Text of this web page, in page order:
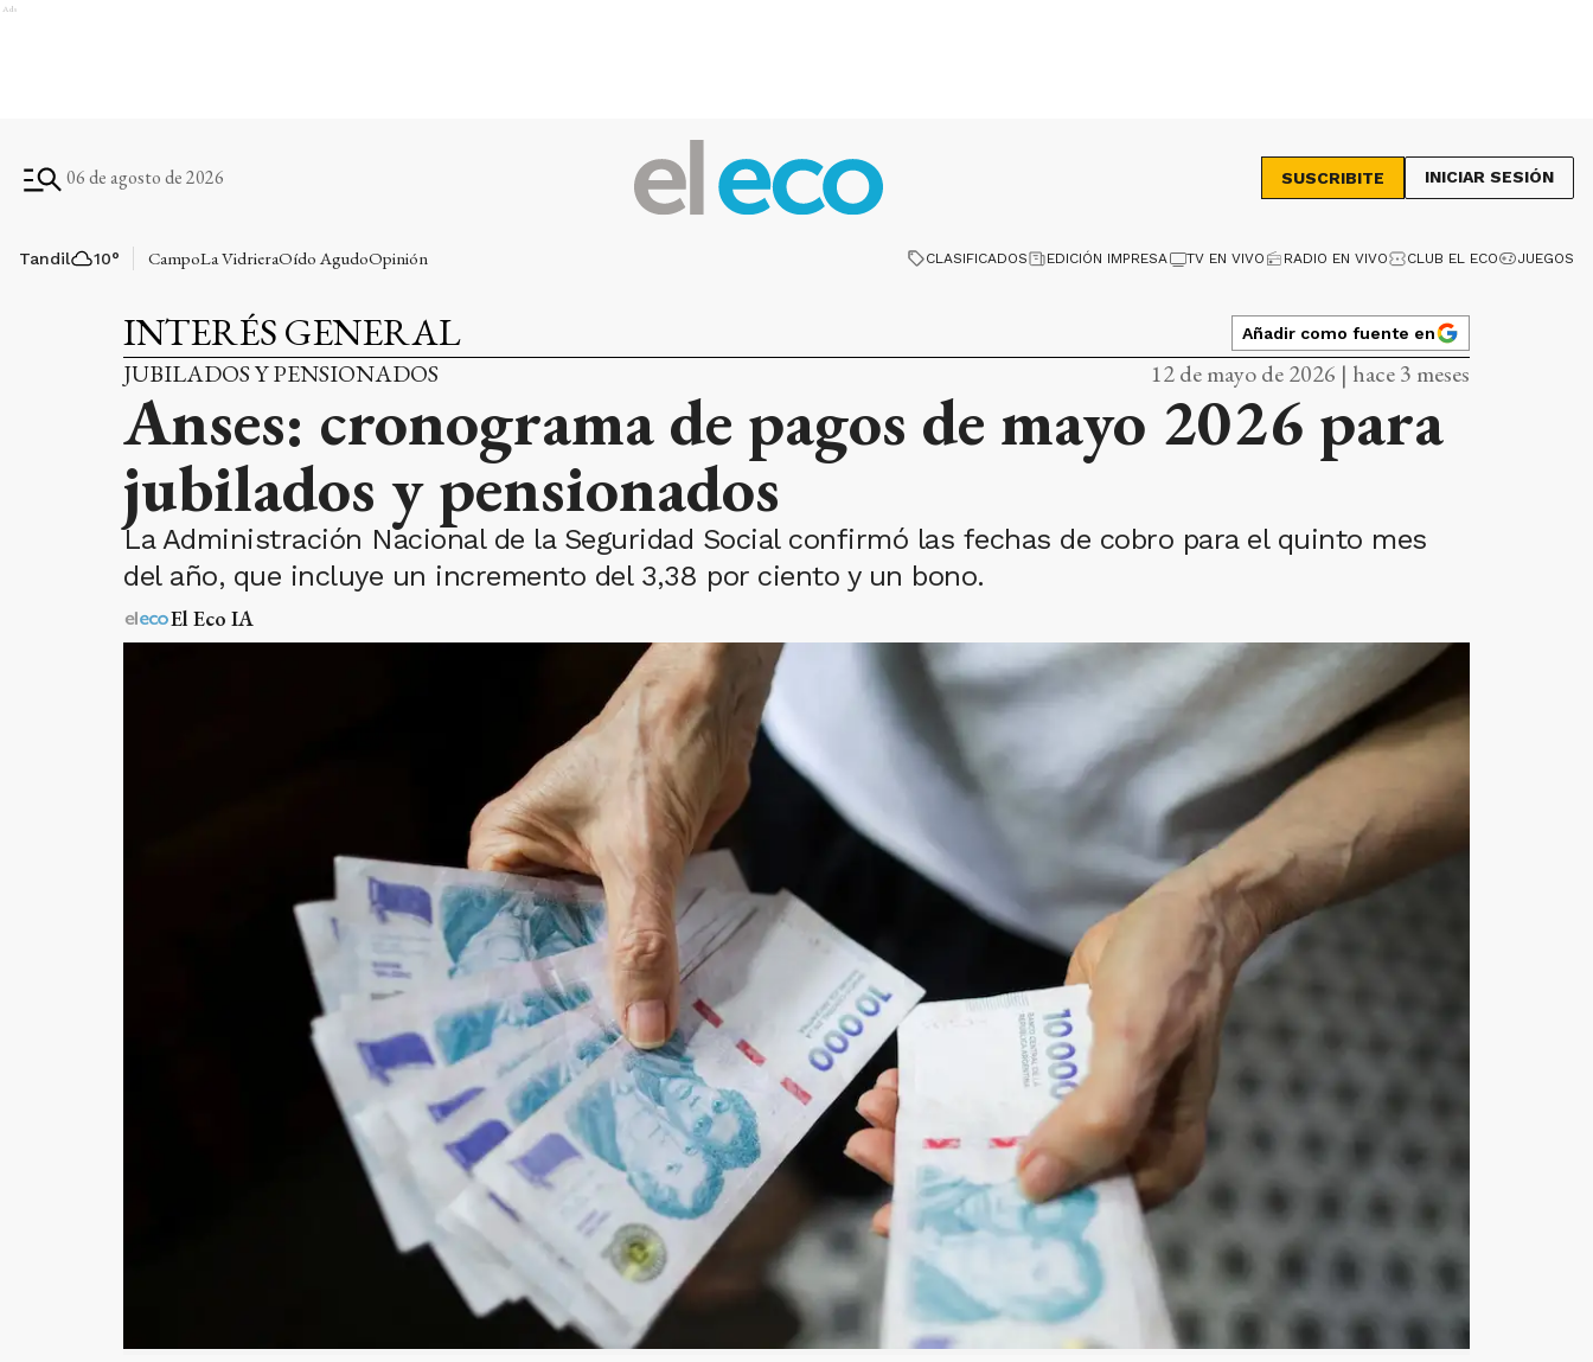
Ads
06 de agosto de 2026 SUSCRIBITE INICIAR SESIÓN
Tandil 10° CampoLa VidrieraOído AgudoOpinión CLASIFICADOS EDICIÓN IMPRESA TV EN VIVO RADIO EN VIVO CLUB EL ECO JUEGOS
INTERÉS GENERAL Añadir como fuente en
JUBILADOS Y PENSIONADOS 12 de mayo de 2026 | hace 3 meses
Anses: cronograma de pagos de mayo 2026 para
jubilados y pensionados
La Administración Nacional de la Seguridad Social confirmó las fechas de cobro para el quinto mes
del año, que incluye un incremento del 3,38 por ciento y un bono.
El Eco IA